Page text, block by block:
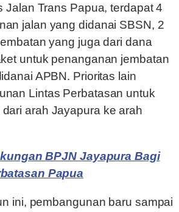
Jalan Trans Papua, terdapat 4
jalan yang didanai SBSN, 2
yang juga dari dana
untuk penanganan jembatan
APBN. Prioritas lain
Lintas Perbatasan untuk
arah Jayapura ke arah
BPJN Jayapura Bagi
Papua
ini, pembangunan baru sampai